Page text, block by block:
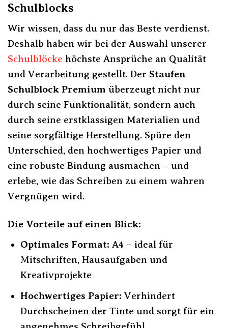
Schulblocks
Wir wissen, dass du nur das Beste verdienst.
Deshalb haben wir bei der Auswahl unserer
Schulblöcke höchste Ansprüche an Qualität
und Verarbeitung gestellt. Der Staufen
Schulblock Premium überzeugt nicht nur
durch seine Funktionalität, sondern auch
durch seine erstklassigen Materialien und
seine sorgfältige Herstellung. Spüre den
Unterschied, den hochwertiges Papier und
eine robuste Bindung ausmachen – und
erlebe, wie das Schreiben zu einem wahren
Vergnügen wird.
Die Vorteile auf einen Blick:
Optimales Format: A4 – ideal für
Mitschriften, Hausaufgaben und
Kreativprojekte
Hochwertiges Papier: Verhindert
Durchscheinen der Tinte und sorgt für ein